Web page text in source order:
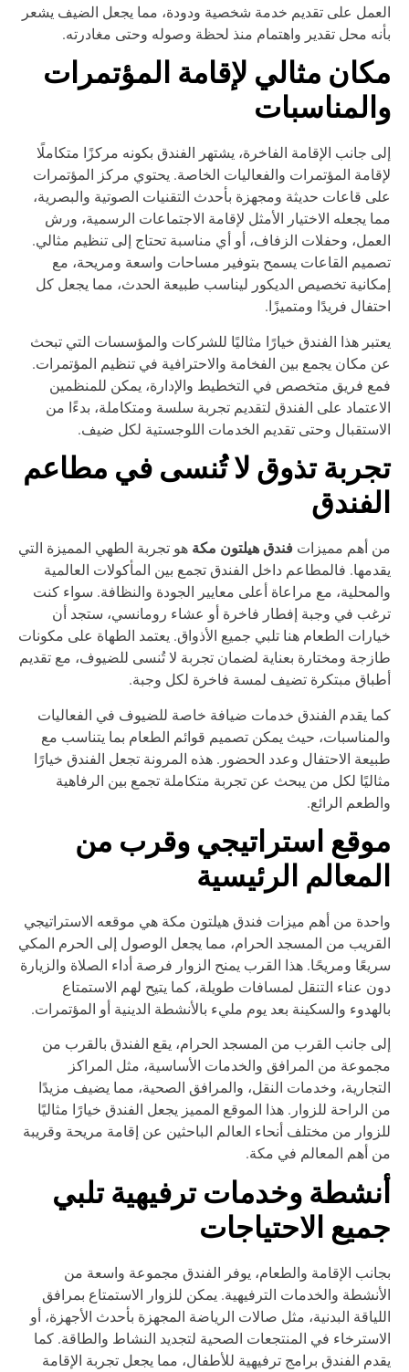
على تقديم خدمة شخصية ودودة، مما يجعل الضيف يشعر
محل تقدير واهتمام منذ لحظة وصوله وحتى مغادرته.
مثالي لإقامة المؤتمرات
جانب الإقامة الفاخرة، يشتهر الفندق بكونه مركزًا متكاملًا
المؤتمرات والفعاليات الخاصة. يحتوي مركز المؤتمرات
قاعات حديثة ومجهزة بأحدث التقنيات الصوتية والبصرية،
يجعله الاختيار الأمثل لإقامة الاجتماعات الرسمية، ورش
وحفلات الزفاف، أو أي مناسبة تحتاج إلى تنظيم مثالي.
القاعات يسمح بتوفير مساحات واسعة ومريحة، مع
تخصيص الديكور ليناسب طبيعة الحدث، مما يجعل كل
فريدًا ومتميزًا.
هذا الفندق خيارًا مثاليًا للشركات والمؤسسات التي تبحث
مكان يجمع بين الفخامة والاحترافية في تنظيم المؤتمرات.
فريق متخصص في التخطيط والإدارة، يمكن للمنظمين
على الفندق لتقديم تجربة سلسة ومتكاملة، بدءًا من
وحتى تقديم الخدمات اللوجستية لكل ضيف.
تذوق لا تُنسى في مطاعم
أهم مميزات فندق هيلتون مكة هو تجربة الطهي المميزة التي
فالمطاعم داخل الفندق تجمع بين المأكولات العالمية
مع مراعاة أعلى معايير الجودة والنظافة. سواء كنت
في وجبة إفطار فاخرة أو عشاء رومانسي، ستجد أن
الطعام هنا تلبي جميع الأذواق. يعتمد الطهاة على مكونات
ومختارة بعناية لضمان تجربة لا تُنسى للضيوف، مع تقديم
مبتكرة تضيف لمسة فاخرة لكل وجبة.
يقدم الفندق خدمات ضيافة خاصة للضيوف في الفعاليات
حيث يمكن تصميم قوائم الطعام بما يتناسب مع
الاحتفال وعدد الحضور. هذه المرونة تجعل الفندق خيارًا
لكل من يبحث عن تجربة متكاملة تجمع بين الرفاهية
الرائع.
استراتيجي وقرب من
الرئيسية
من أهم ميزات فندق هيلتون مكة هي موقعه الاستراتيجي
من المسجد الحرام، مما يجعل الوصول إلى الحرم المكي
ومريحًا. هذا القرب يمنح الزوار فرصة أداء الصلاة والزيارة
عناء التنقل لمسافات طويلة، كما يتيح لهم الاستمتاع
والسكينة بعد يوم مليء بالأنشطة الدينية أو المؤتمرات.
جانب القرب من المسجد الحرام، يقع الفندق بالقرب من
من المرافق والخدمات الأساسية، مثل المراكز
وخدمات النقل، والمرافق الصحية، مما يضيف مزيدًا
الراحة للزوار. هذا الموقع المميز يجعل الفندق خيارًا مثاليًا
من مختلف أنحاء العالم الباحثين عن إقامة مريحة وقريبة
أهم المعالم في مكة.
وخدمات ترفيهية تلبي
الاحتياجات
الإقامة والطعام، يوفر الفندق مجموعة واسعة من
والخدمات الترفيهية. يمكن للزوار الاستمتاع بمرافق
البدنية، مثل صالات الرياضة المجهزة بأحدث الأجهزة، أو
في المنتجعات الصحية لتجديد النشاط والطاقة. كما
الفندق برامج ترفيهية للأطفال، مما يجعل تجربة الإقامة